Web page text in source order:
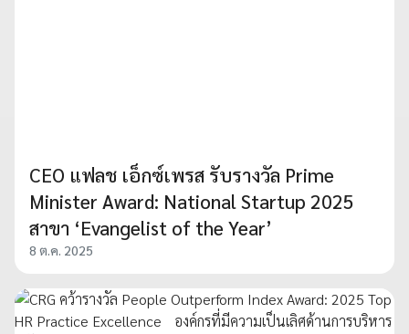
CEO แฟลช เอ็กซ์เพรส รับรางวัล Prime
Minister Award: National Startup 2025
สาขา ‘Evangelist of the Year’
8 ต.ค. 2025